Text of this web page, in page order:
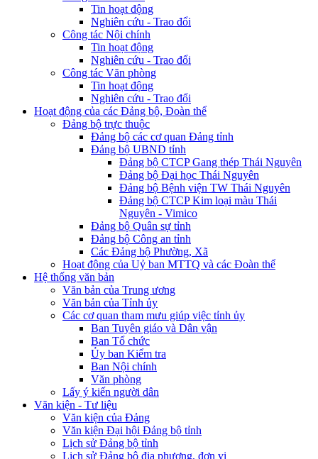
Tin hoạt động
Nghiên cứu - Trao đổi
Công tác Nội chính
Tin hoạt động
Nghiên cứu - Trao đổi
Công tác Văn phòng
Tin hoạt động
Nghiên cứu - Trao đổi
Hoạt động của các Đảng bộ, Đoàn thể
Đảng bộ trực thuộc
Đảng bộ các cơ quan Đảng tỉnh
Đảng bộ UBND tỉnh
Đảng bộ CTCP Gang thép Thái Nguyên
Đảng bộ Đại học Thái Nguyên
Đảng bộ Bệnh viện TW Thái Nguyên
Đảng bộ CTCP Kim loại màu Thái
Nguyên - Vimico
Đảng bộ Quân sự tỉnh
Đảng bộ Công an tỉnh
Các Đảng bộ Phường, Xã
Hoạt động của Uỷ ban MTTQ và các Đoàn thể
Hệ thống văn bản
Văn bản của Trung ương
Văn bản của Tỉnh ủy
Các cơ quan tham mưu giúp việc tỉnh ủy
Ban Tuyên giáo và Dân vận
Ban Tổ chức
Ủy ban Kiểm tra
Ban Nội chính
Văn phòng
Lấy ý kiến người dân
Văn kiện - Tư liệu
Văn kiện của Đảng
Văn kiện Đại hội Đảng bộ tỉnh
Lịch sử Đảng bộ tỉnh
Lịch sử Đảng bộ địa phương, đơn vị